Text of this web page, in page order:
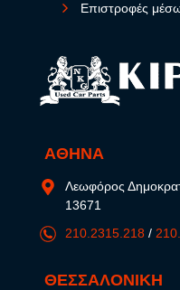
Επιστροφές
ΑΘΗΝΑ
Λεωφόρος
13671
210.2315.218 /
ΘΕΣΣΑΛΟΝΙΚΗ